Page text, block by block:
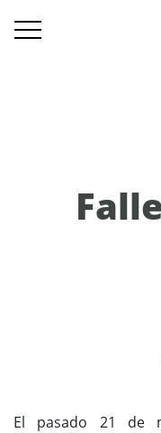
El pasado 21 de